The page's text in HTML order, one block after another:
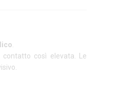
così elevata. Le